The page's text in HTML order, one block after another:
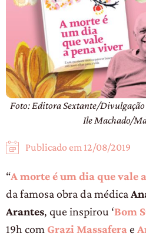
Foto: Editora Sextante/
Ile Machado/
Publicado em 12/08/2019
“A morte é um dia que vale
da famosa obra da médica
Arantes, que inspirou ‘Bom
19h com Grazi Massaferae